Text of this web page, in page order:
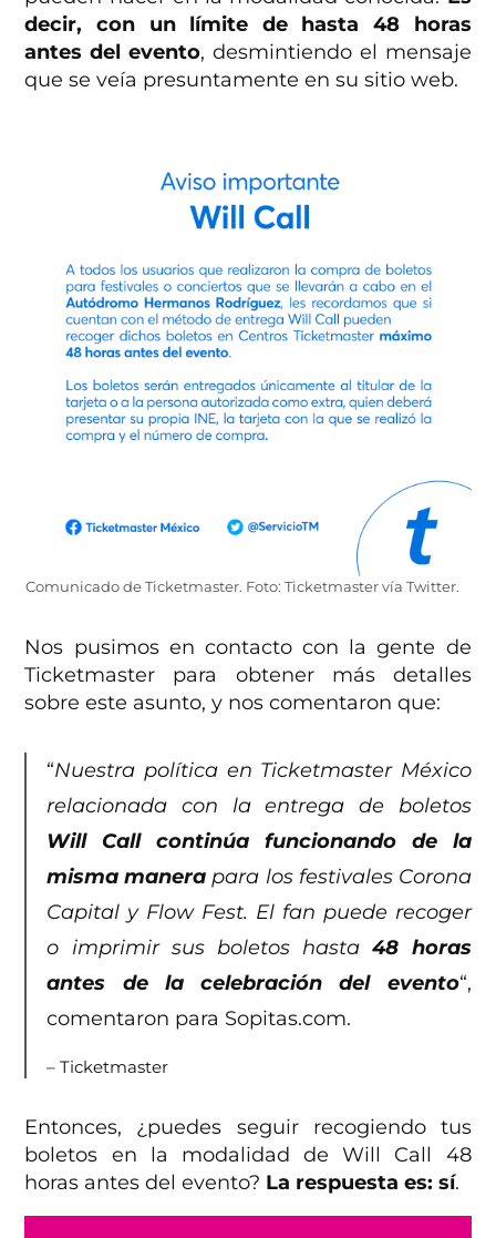
decir, con un límite de hasta 48 horas
antes del evento, desmintiendo el mensaje
que se veía presuntamente en su sitio web.
Comunicado de Ticketmaster. Foto: Ticketmaster vía Twitter.
Nos pusimos en contacto con la gente de
Ticketmaster para obtener más detalles
sobre este asunto, y nos comentaron que:
“Nuestra política en Ticketmaster México
relacionada con la entrega de boletos
Will Call continúa funcionando de la
misma manera para los festivales Corona
Capital y Flow Fest. El fan puede recoger
o imprimir sus boletos hasta48 horas
antes de la celebración del evento“,
comentaron para Sopitas.com.
– Ticketmaster
Entonces, ¿puedes seguir recogiendo tus
boletos en la modalidad de Will Call 48
horas antes del evento? La respuesta es: sí.